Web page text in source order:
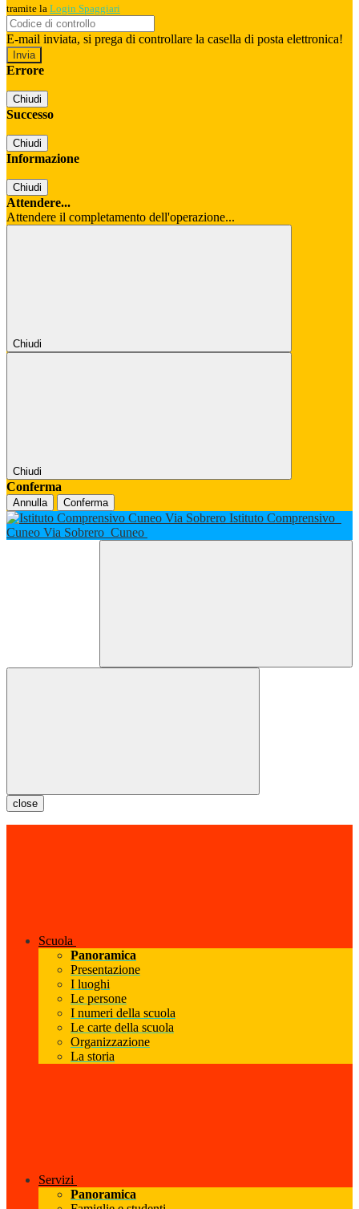
tramite la Login Spaggiari
E-mail inviata, si prega di controllare la casella di posta elettronica!
Errore
Chiudi
Successo
Chiudi
Informazione
Chiudi
Attendere...
Attendere il completamento dell'operazione...
Chiudi
Chiudi
Conferma
Annulla Conferma
Istituto Comprensivo
Cuneo Via Sobrero Cuneo
close
Scuola
Panoramica
Presentazione
I luoghi
Le persone
I numeri della scuola
Le carte della scuola
Organizzazione
La storia
Servizi
Panoramica